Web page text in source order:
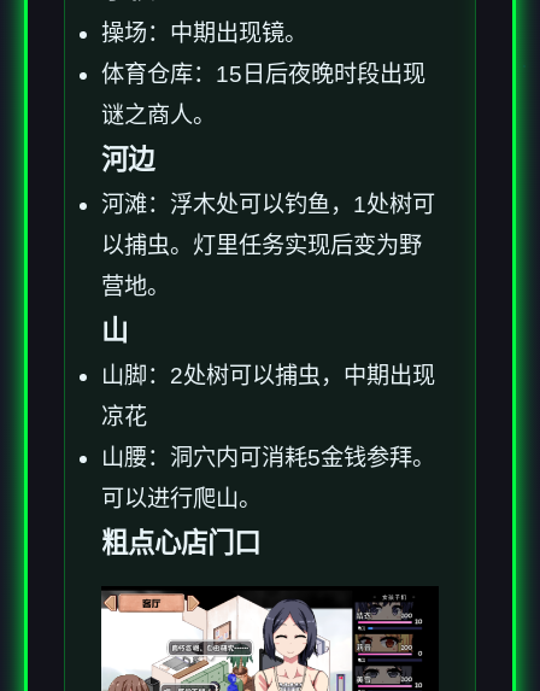
操场：中期出现镜。
体育仓库：15日后夜晚时段出现
谜之商人。
河边
河滩：浮木处可以钓鱼，1处树可
以捕虫。灯里任务实现后变为野
营地。
山
山脚：2处树可以捕虫，中期出现
凉花
山腰：洞穴内可消耗5金钱参拜。
可以进行爬山。
粗点心店门口